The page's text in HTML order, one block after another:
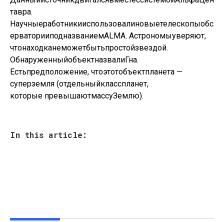
тавра.
Научныеработникииспользовалиновыетелескопыобс
ерваторииподназваниемALMA. Астрономыуверяют,
чтонаходканеможетбытьпростойзвездой.
ОбнаруженныйобъектназвалиГна.
Естьпредположение, чтоэтотобъектпланета —
суперземля (отдельныйкласспланет,
которые превышаютмассуЗемлю).
In this article: